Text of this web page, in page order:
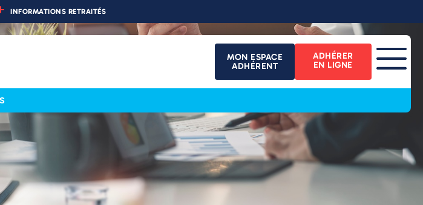
INFORMATIONS RETRAITÉS
MON ESPACE
ADHÉRENT
ADHÉRER
EN LIGNE